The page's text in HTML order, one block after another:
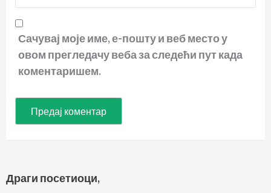
Сачувај моје име, е-пошту и веб место у
овом прегледачу веба за следећи пут када
коментаришем.
Драги посетиоци,